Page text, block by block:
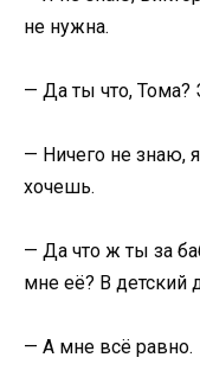
не нужна.
— Да ты что,
— Ничего не знаю,
хочешь.
— Да что ж ты за
мне её? В детский
— А мне всё равно.